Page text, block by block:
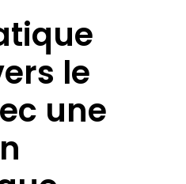
le
une